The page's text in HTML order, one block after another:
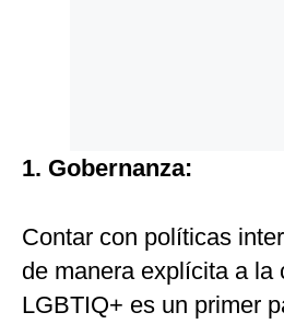
1. Gobernanza:
Contar con políticas
de manera explícita a la
LGBTIQ+ es un primer